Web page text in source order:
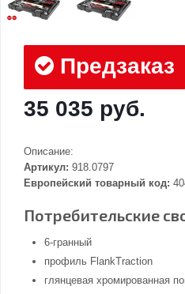
Предзаказ
35 035 руб.
Описание:
Артикул: 918.0797
Европейский товарный код:
Потребительские
6-гранный
профиль FlankTraction
глянцевая хромированная